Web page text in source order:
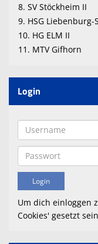
8. SV Stöckheim II
9. HSG Liebenburg-
10. HG ELM II
11. MTV Gifhorn
Login
Um dich einloggen
Cookies' gesetzt